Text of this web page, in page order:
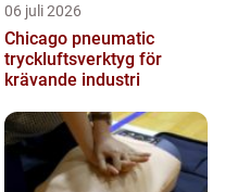
06 juli 2026
Chicago pneumatic
tryckluftsverktyg för
krävande industri